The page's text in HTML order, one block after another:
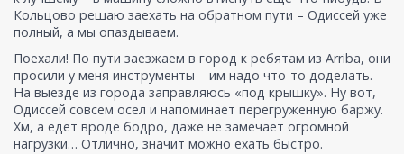
Кольцово решаю заехать на обратном пути – Одиссей уже
полный, а мы опаздываем.
Поехали! По пути заезжаем в город к ребятам из Arriba, они
просили у меня инструменты – им надо что-то доделать.
На выезде из города заправляюсь «под крышку». Ну вот,
Одиссей совсем осел и напоминает перегруженную баржу.
Хм, а едет вроде бодро, даже не замечает огромной
нагрузки… Отлично, значит можно ехать быстро.